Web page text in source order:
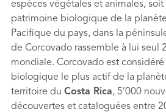
espèces végétales et animales,
patrimoine biologique de la
Paciﬁque du pays, dans la
de Corcovado rassemble à lui seul
mondiale. Corcovado est
biologique le plus actif de la
territoire du Costa Rica, 5’000
découvertes et cataloguées entre